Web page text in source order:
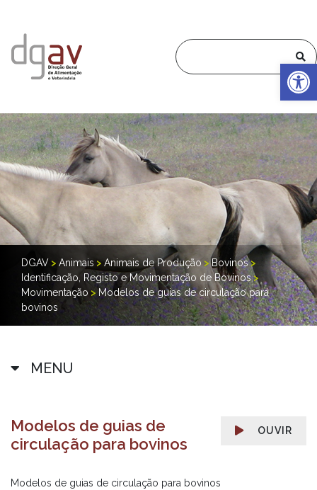
DGAV > Animais > Animais de Produção >Bovinos>
Identificação, Registo e Movimentação de Bovinos>
Movimentação > Modelos de guias de circulação para
bovinos
MENU
OUVIR
Modelos de guias de
circulação para bovinos
Modelos de guias de circulação para bovinos